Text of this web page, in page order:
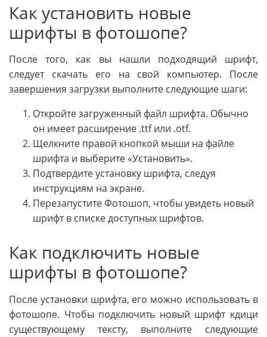
Как установить новые
шрифты в фотошопе?
После того, как вы нашли подходящий шрифт,
следует скачать его на свой компьютер. После
завершения загрузки выполните следующие шаги:
Откройте загруженный файл шрифта. Обычно
он имеет расширение .ttf или .otf.
Щелкните правой кнопкой мыши на файле
шрифта и выберите «Установить».
Подтвердите установку шрифта, следуя
инструкциям на экране.
Перезапустите Фотошоп, чтобы увидеть новый
шрифт в списке доступных шрифтов.
Как подключить новые
шрифты в фотошопе?
После установки шрифта, его можно использовать в
фотошопе. Чтобы подключить новый шрифт кдици
существующему тексту, выполните следующие